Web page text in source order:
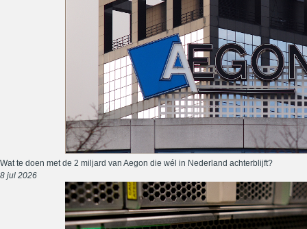
Wat te doen met de 2 miljard van Aegon die wél in Nederland achterblijft?
8 jul 2026